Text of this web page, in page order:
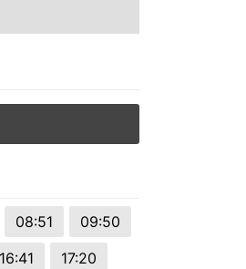
08:51
09:50
16:41
17:20